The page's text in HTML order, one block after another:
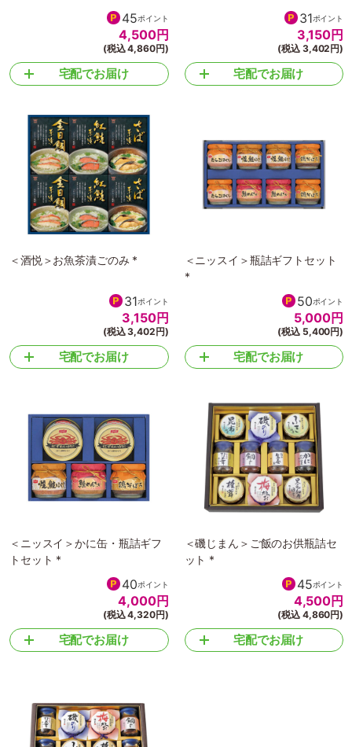
45ポイント
4,500円
(税込 4,860円)
宅配でお届け
31ポイント
3,150円
(税込 3,402円)
宅配でお届け
＜酒悦＞お魚茶漬ごのみ *
31ポイント
3,150円
(税込 3,402円)
宅配でお届け
＜ニッスイ＞瓶詰ギフトセット
*
50ポイント
5,000円
(税込 5,400円)
宅配でお届け
＜ニッスイ＞かに缶・瓶詰ギフ
トセット *
40ポイント
4,000円
(税込 4,320円)
宅配でお届け
＜磯じまん＞ご飯のお供瓶詰セ
ット *
45ポイント
4,500円
(税込 4,860円)
宅配でお届け